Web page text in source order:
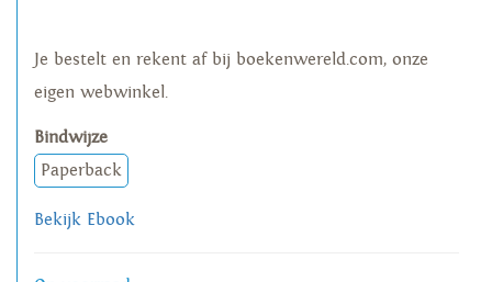
Je bestelt en rekent af bij boekenwereld.com, onze
eigen webwinkel.
Bindwijze
Paperback
Bekijk Ebook